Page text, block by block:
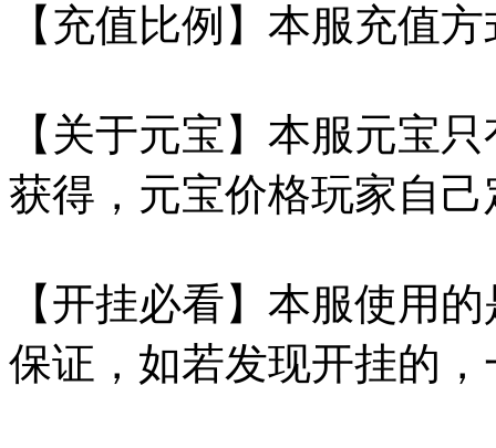
【充值比例】本服充值
【关于元宝】本服元宝
获得，元宝价格玩家自
【开挂必看】本服使用
保证，如若发现开挂的